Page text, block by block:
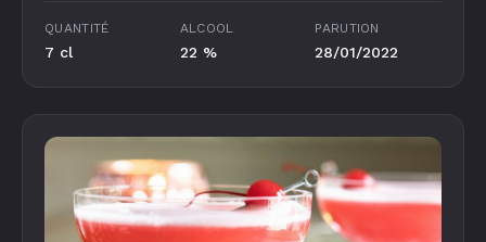
QUANTITÉ
7 cl
ALCOOL
22 %
PARUTION
28/01/2022